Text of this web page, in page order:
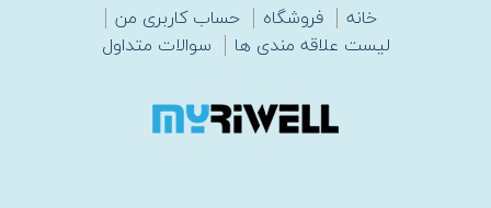
خانه فروشگاه
حساب کاربری من
لیست علاقه مندی ها
سوالات متداول